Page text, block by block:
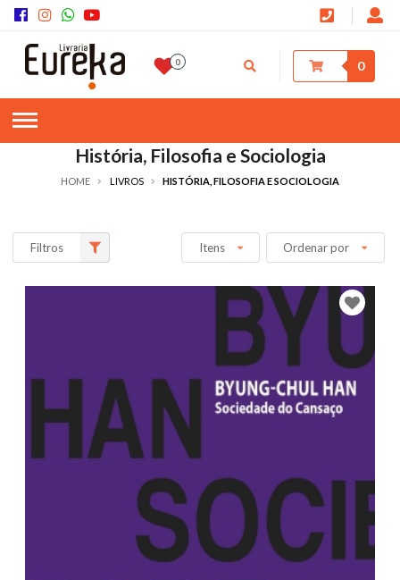
0 0
História, Filosofia e Sociologia
HOME LIVROS HISTÓRIA, FILOSOFIA E SOCIOLOGIA
Filtros Itens Ordenar por